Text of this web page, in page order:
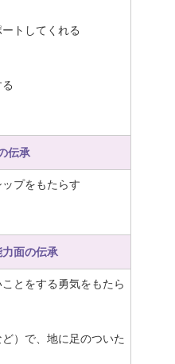
トしてくれる
伝承
プをもたらす
面の伝承
とをする勇気をもたら
）で、地に足のついた